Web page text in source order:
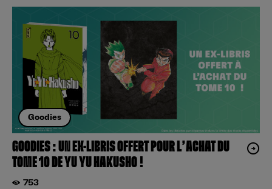
Goodies
GOODIES : UN EX-LIBRIS OFFERT POUR L’ACHAT DU
TOME 10 DE YU YU HAKUSHO !
753